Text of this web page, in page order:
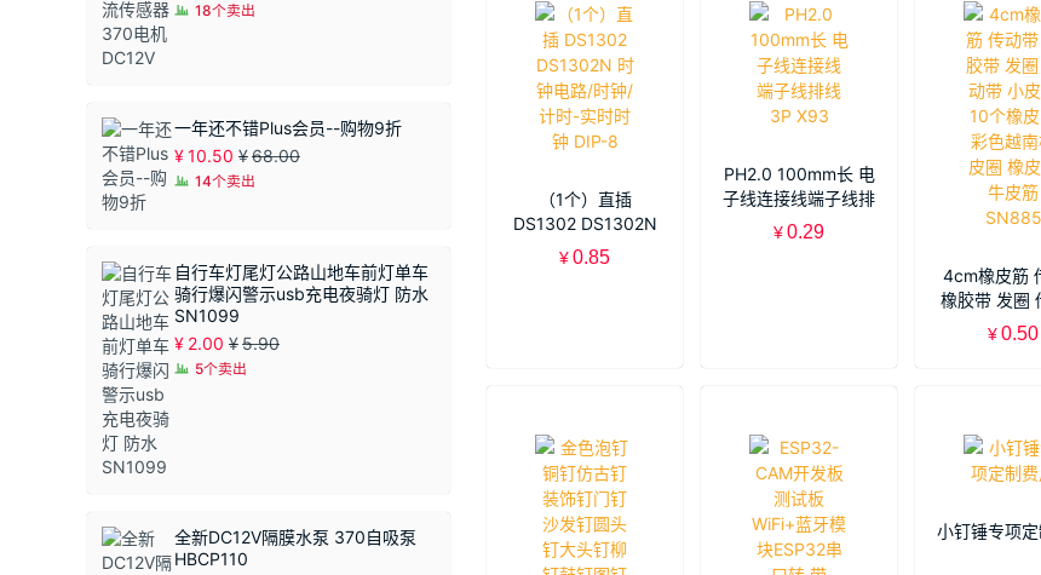
（1个）直插
DS1302 DS1302N
时钟电路/时钟/计时-
¥0.85
PH2.0 100mm长 电
子线连接线端子线排
线3P X93
¥0.29
4cm橡皮筋
橡胶带 发圈
小皮带 10个
¥0.50
小钉锤专项
18个卖出
一年还不错Plus会员--购物9折
¥10.50 ¥68.00
14个卖出
自行车灯尾灯公路山地车前灯单车
骑行爆闪警示usb充电夜骑灯 防水
SN1099
¥ 2.00 ¥5.90
5个卖出
全新DC12V隔膜水泵 370自吸泵
HBCP110